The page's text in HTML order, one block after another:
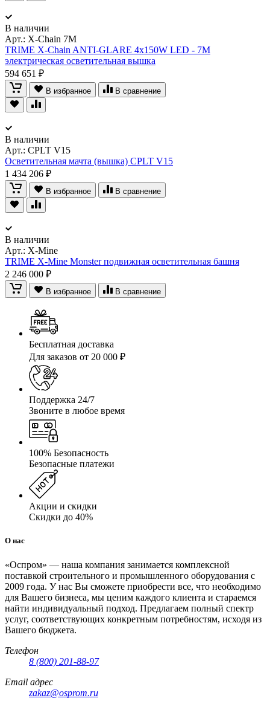
В наличии
Арт.: X-Chain 7M
TRIME X-Chain ANTI-GLARE 4x150W LED - 7M
электрическая осветительная вышка
594 651 ₽
В избранное В сравнение
В наличии
Арт.: CPLT V15
Осветительная мачта (вышка) CPLT V15
1 434 206 ₽
В избранное В сравнение
В наличии
Арт.: X-Mine
TRIME X-Mine Monster подвижная осветительная башня
2 246 000 ₽
В избранное В сравнение
Бесплатная доставка
Для заказов от 20 000 ₽
Поддержка 24/7
Звоните в любое время
100% Безопасность
Безопасные платежи
Акции и скидки
Скидки до 40%
О нас
«Оспром» — наша компания занимается комплексной
поставкой строительного и промышленного оборудования с
2009 года. У нас Вы сможете приобрести все, что необходимо
для Вашего бизнеса, мы ценим каждого клиента и стараемся
найти индивидуальный подход. Предлагаем полный спектр
услуг, соответствующих конкретным потребностям, исходя из
Вашего бюджета.
Телефон
8 (800) 201-88-97
Email адрес
zakaz@osprom.ru